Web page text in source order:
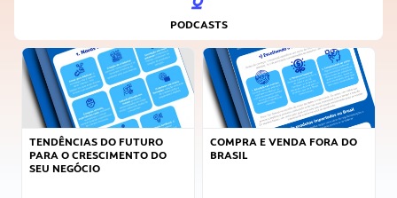
PODCASTS
TENDÊNCIAS DO FUTURO
PARA O CRESCIMENTO DO
SEU NEGÓCIO
COMPRA E VENDA FORA DO
BRASIL